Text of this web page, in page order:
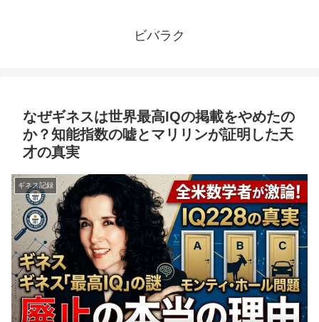
ビバラク
なぜギネスは世界最高IQの掲載をやめたの
か？知能指数の嘘とマリリンが証明した天
才の真実
ギネス記録